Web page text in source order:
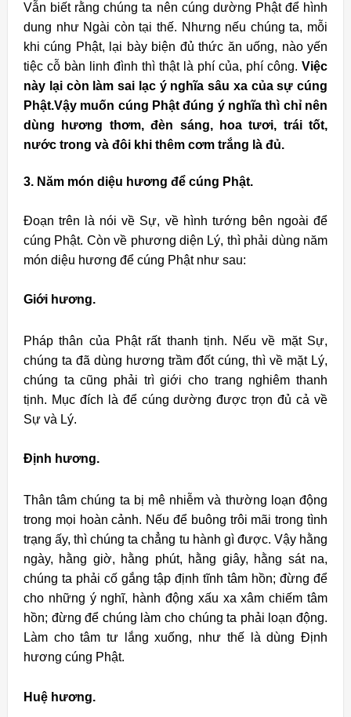
Vẫn biết rằng chúng ta nên cúng dường Phật để hình
dung như Ngài còn tại thế. Nhưng nếu chúng ta, mỗi
khi cúng Phật, lại bày biện đủ thức ăn uống, nào yến
tiệc cỗ bàn linh đình thì thật là phí của, phí công. Việc
này lại còn làm sai lạc ý nghĩa sâu xa của sự cúng
Phật.Vậy muốn cúng Phật đúng ý nghĩa thì chỉ nên
dùng hương thơm, đèn sáng, hoa tươi, trái tốt,
nước trong và đôi khi thêm cơm trắng là đủ.
3. Năm món diệu hương để cúng Phật.
Ðoạn trên là nói về Sự, về hình tướng bên ngoài để
cúng Phật. Còn về phương diện Lý, thì phải dùng năm
món diệu hương để cúng Phật như sau:
Giới hương.
Pháp thân của Phật rất thanh tịnh. Nếu về mặt Sự,
chúng ta đã dùng hương trầm đốt cúng, thì về mặt Lý,
chúng ta cũng phải trì giới cho trang nghiêm thanh
tịnh. Mục đích là để cúng dường được trọn đủ cả về
Sự và Lý.
Ðịnh hương.
Thân tâm chúng ta bị mê nhiễm và thường loạn động
trong mọi hoàn cảnh. Nếu để buông trôi mãi trong tình
trạng ấy, thì chúng ta chẳng tu hành gì được. Vậy hằng
ngày, hằng giờ, hằng phút, hằng giây, hằng sát na,
chúng ta phải cố gắng tập định tĩnh tâm hồn; đừng để
cho những ý nghĩ, hành động xấu xa xâm chiếm tâm
hồn; đừng để chúng làm cho chúng ta phải loạn động.
Làm cho tâm tư lắng xuống, như thế là dùng Ðịnh
hương cúng Phật.
Huệ hương.